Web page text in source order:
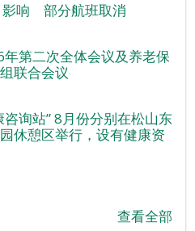
影响 部分航班取消
第二次全体会议及养老保
联合会议
询站” 8月份分别在松山东
休憩区举行，设有健康资
查看全部